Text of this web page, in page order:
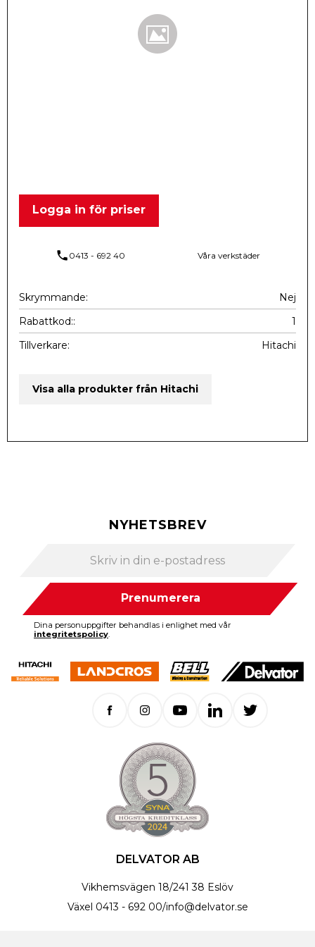
Logga in för priser
phone 0413 - 692 40 Våra verkstäder
Skrymmande
Nej
Rabattkod:
1
Tillverkare
Hitachi
Visa alla produkter från Hitachi
NYHETSBREV
Prenumerera
Dina personuppgifter behandlas i enlighet med vår
integritetspolicy.
DELVATOR AB
Vikhemsvägen 18/241 38 Eslöv
Växel 0413 - 692 00/info@delvator.se